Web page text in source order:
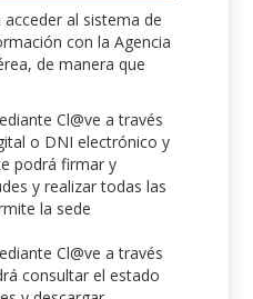
al sistema de
con la Agencia
de manera que
Cl@ve a través
o DNI electrónico y
podrá firmar y
y realizar todas las
la sede
Cl@ve a través
consultar el estado